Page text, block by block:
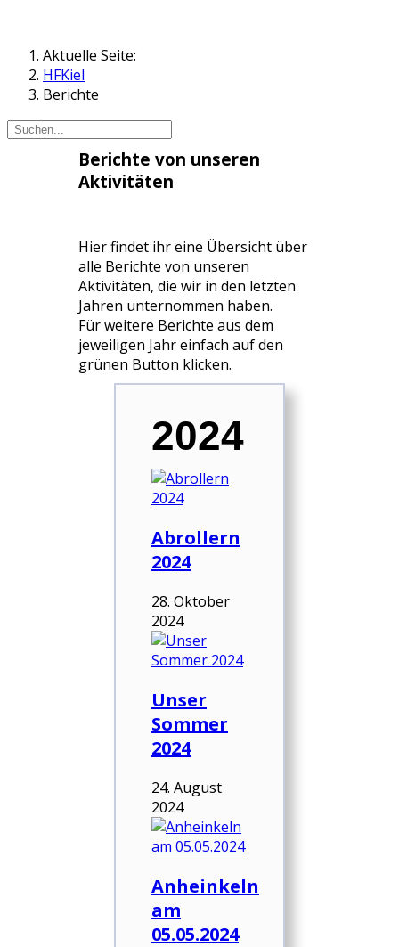
Aktuelle Seite:
HFKiel
Berichte
Berichte von unseren
Aktivitäten
Hier findet ihr eine Übersicht über
alle Berichte von unseren
Aktivitäten, die wir in den letzten
Jahren unternommen haben.
Für weitere Berichte aus dem
jeweiligen Jahr einfach auf den
grünen Button klicken.
2024
Abrollern
2024
28. Oktober
2024
Unser
Sommer
2024
24. August
2024
Anheinkeln
am
05.05.2024